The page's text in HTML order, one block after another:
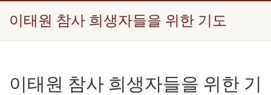
이태원 참사 희생자들을 위한 기도
이태원 참사 희생자들을 위한 기